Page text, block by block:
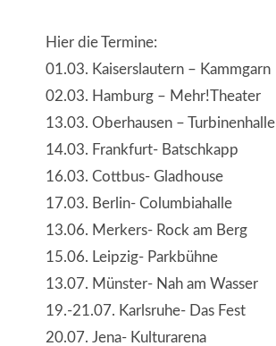
Hier die Termine:
01.03. Kaiserslautern – Kammgarn
02.03. Hamburg – Mehr!Theater
13.03. Oberhausen – Turbinenhalle
14.03. Frankfurt- Batschkapp
16.03. Cottbus- Gladhouse
17.03. Berlin- Columbiahalle
13.06. Merkers- Rock am Berg
15.06. Leipzig- Parkbühne
13.07. Münster- Nah am Wasser
19.-21.07. Karlsruhe- Das Fest
20.07. Jena- Kulturarena